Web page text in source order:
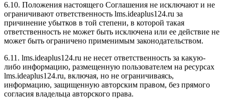
6.10. Положения настоящего Соглашения не исключают и не
ограничивают ответственность lms.ideaplus124.ru за
причинение убытков в той степени, в которой такая
ответственность не может быть исключена или ее действие не
может быть ограничено применимым законодательством.
6.11. lms.ideaplus124.ru не несет ответственность за какую-
либо информацию, размещенную пользователем на ресурсах
lms.ideaplus124.ru, включая, но не ограничиваясь,
информацию, защищенную авторским правом, без прямого
согласия владельца авторского права.